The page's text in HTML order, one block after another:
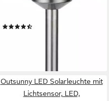
Edelstahl/Klar Edelstahl/Glas,
Warmweiß, LED-Modul
Outsunny LED Solarleuchte mit
Lichtsensor, LED,